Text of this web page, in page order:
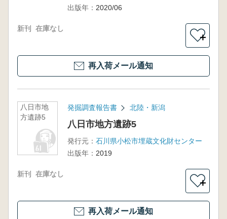
出版年： 2020/06
新刊 在庫なし
＋
再入荷メール通知
八日市地
方遺跡5
発掘調査報告書 北陸・新潟
八日市地方遺跡5
発行元： 石川県小松市埋蔵文化財センター
出版年： 2019
新刊 在庫なし
＋
再入荷メール通知